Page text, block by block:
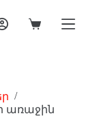
/
առաջին